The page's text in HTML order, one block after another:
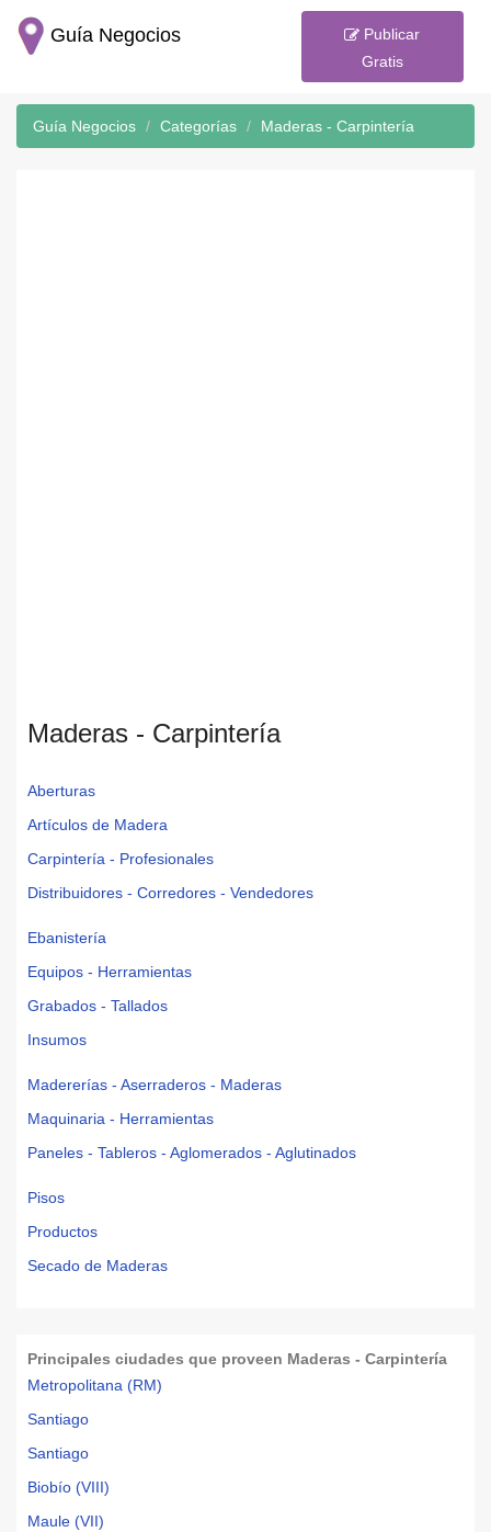
Guía Negocios
Publicar
Gratis
Guía Negocios Categorías Maderas - Carpintería
Maderas - Carpintería
Aberturas
Artículos de Madera
Carpintería - Profesionales
Distribuidores - Corredores - Vendedores
Ebanistería
Equipos - Herramientas
Grabados - Tallados
Insumos
Madererías - Aserraderos - Maderas
Maquinaria - Herramientas
Paneles - Tableros - Aglomerados - Aglutinados
Pisos
Productos
Secado de Maderas
Principales ciudades que proveen Maderas - Carpintería
Metropolitana (RM)
Santiago
Santiago
Biobío (VIII)
Maule (VII)